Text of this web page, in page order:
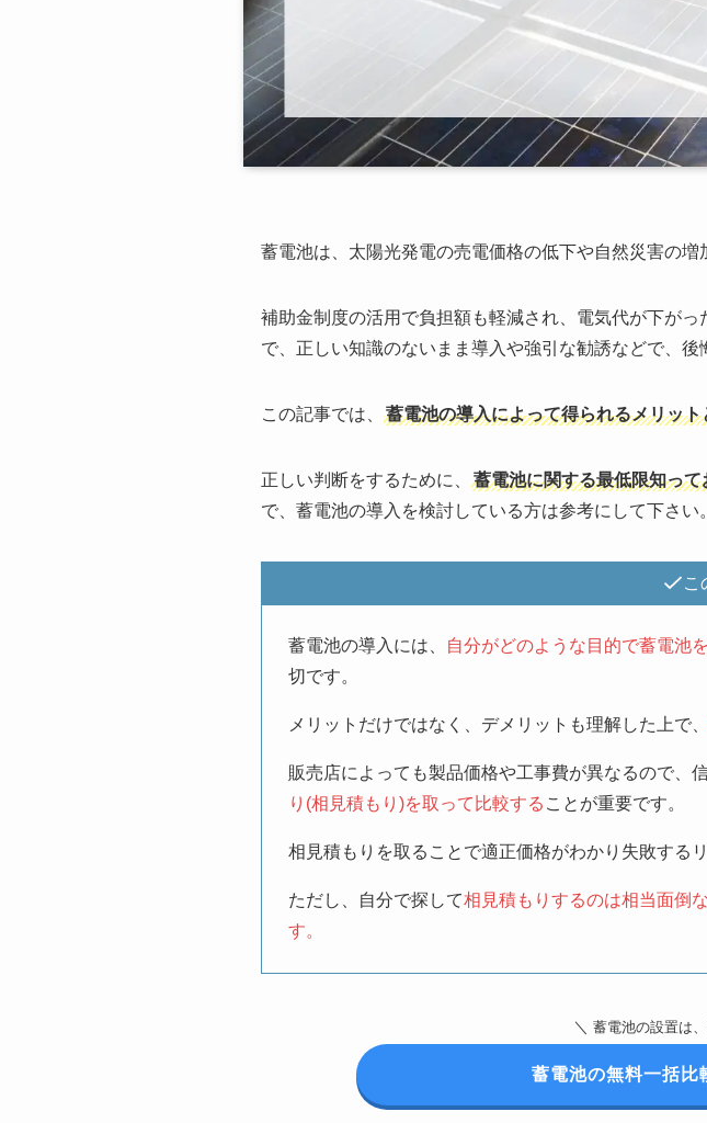
蓄電池は、太陽光発電の売電価格の低下や自然災害の
補助金制度の活用で負担額も軽減され、電気代が下が
で、正しい知識のないまま導入や強引な勧誘などで、後
この記事では、 蓄電池の導入によって得られるメリット
正しい判断をするために、 蓄電池に関する最低限知っ
で、蓄電池の導入を検討している方は参考にして下さい。
こ
蓄電池の導入には、 自分がどのような目的で蓄電池
切です。
メリットだけではなく、デメリットも理解した上で、
販売店によっても製品価格や工事費が異なるので、
り(相見積もり)を取って比較する ことが重要です。
相見積もりを取ることで適正価格がわかり失敗する
ただし、自分で探して相見積もりするのは相当面倒
す。
＼ 蓄電池の設置は
蓄電池の無料一括比